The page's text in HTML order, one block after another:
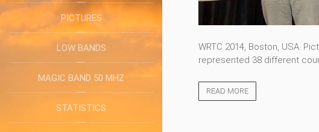
PICTURES
LOW BANDS
MAGIC BAND 50 MHZ
STATISTICS
WRTC 2014, Boston, USA.
represented 38 different
READ MORE